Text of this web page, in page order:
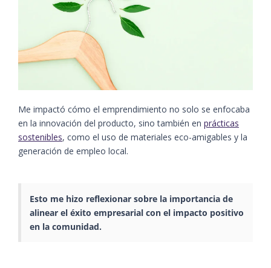
Me impactó cómo el emprendimiento no solo se enfocaba
en la innovación del producto, sino también en prácticas
sostenibles, como el uso de materiales eco-amigables y la
generación de empleo local.
Esto me hizo reflexionar sobre la importancia de
alinear el éxito empresarial con el impacto positivo
en la comunidad.